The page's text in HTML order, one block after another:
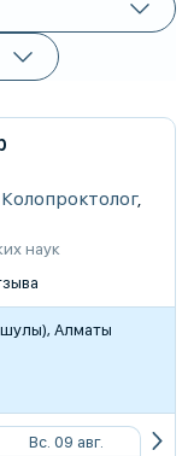
Колопроктолог,
наук
Алматы
Вс. 09 авг.